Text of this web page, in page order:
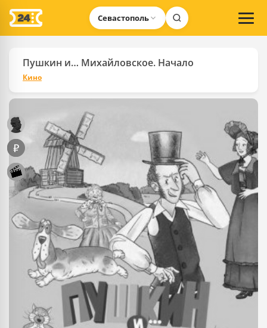
Севастополь
Пушкин и… Михайловское. Начало
Кино